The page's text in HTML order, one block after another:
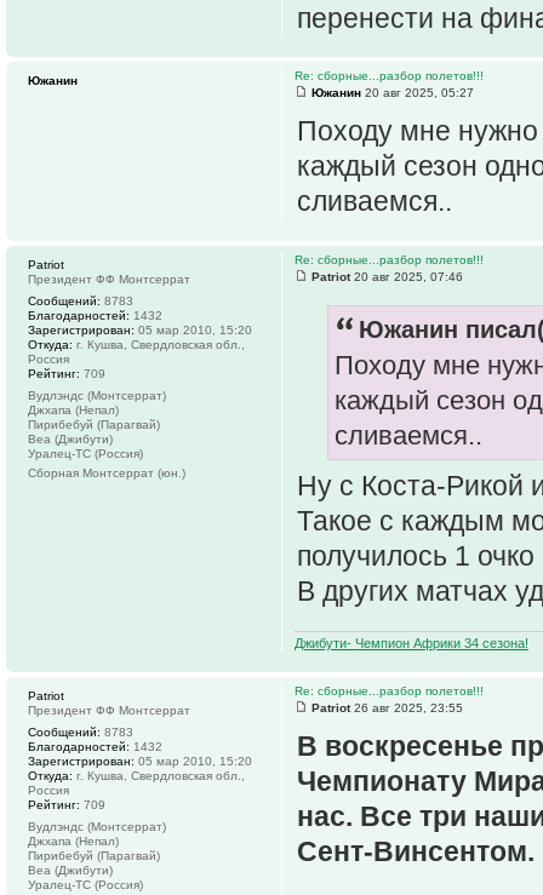
перенести на
Re: сборные...разбор полетов!!!
Южанин 20 авг 2025, 05:27
Походу мне нужно
каждый сезон
сливаемся..
Южанин
Re: сборные...разбор полетов!!!
Patriot20 авг 2025, 07:46
Южанин
Походу мне
каждый сезон
сливаемся..
Ну с Коста-Рикой
Такое с каждым
получилось 1 очко
В других матчах
Джибути- Чемпион Африки 34 сезона!
Patriot
Президент ФФ Монтсеррат
Сообщений: 8783
Благодарностей: 1432
Зарегистрирован: 05 мар 2010, 15:20
Откуда: г. Кушва, Свердловская обл.,
Россия
Рейтинг: 709
Вудлэндс (Монтсеррат)
Джхапа (Непал)
Пирибебуй (Парагвай)
Веа (Джибути)
Уралец-ТС (Россия)
Сборная Монтсеррат (юн.)
Re: сборные...разбор полетов!!!
Patriot26 авг 2025, 23:55
В воскресенье
Чемпионату
нас. Все три
Сент-Винсентом.
Patriot
Президент ФФ Монтсеррат
Сообщений: 8783
Благодарностей: 1432
Зарегистрирован: 05 мар 2010, 15:20
Откуда: г. Кушва, Свердловская обл.,
Россия
Рейтинг: 709
Вудлэндс (Монтсеррат)
Джхапа (Непал)
Пирибебуй (Парагвай)
Веа (Джибути)
Уралец-ТС (Россия)